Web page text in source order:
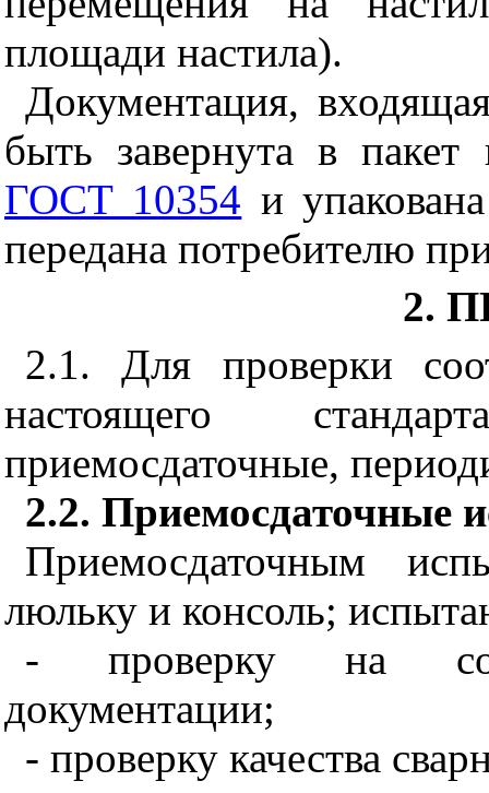
площади настила).
Документация,
быть завернута в
ГОСТ 10354 и
передана потребителю
2.
2.1. Для проверки
настоящего
приемосдаточные,
2.2. Приемосдаточные
Приемосдаточным
люльку и консоль;
- проверку на
документации;
- проверку качества